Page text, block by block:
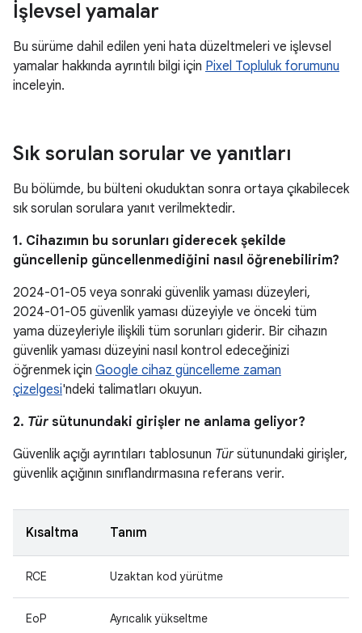
İşlevsel yamalar
Bu sürüme dahil edilen yeni hata düzeltmeleri ve işlevsel
yamalar hakkında ayrıntılı bilgi için Pixel Topluluk forumunu
inceleyin.
Sık sorulan sorular ve yanıtları
Bu bölümde, bu bülteni okuduktan sonra ortaya çıkabilecek
sık sorulan sorulara yanıt verilmektedir.
1. Cihazımın bu sorunları giderecek şekilde
güncellenip güncellenmediğini nasıl öğrenebilirim?
2024-01-05 veya sonraki güvenlik yaması düzeyleri,
2024-01-05 güvenlik yaması düzeyiyle ve önceki tüm
yama düzeyleriyle ilişkili tüm sorunları giderir. Bir cihazın
güvenlik yaması düzeyini nasıl kontrol edeceğinizi
öğrenmek için Google cihaz güncelleme zaman
çizelgesi'ndeki talimatları okuyun.
2. Tür sütunundaki girişler ne anlama geliyor?
Güvenlik açığı ayrıntıları tablosunun Türsütunundaki girişler,
güvenlik açığının sınıflandırmasına referans verir.
Kısaltma Tanım
RCE Uzaktan kod yürütme
EoP Ayrıcalık yükseltme